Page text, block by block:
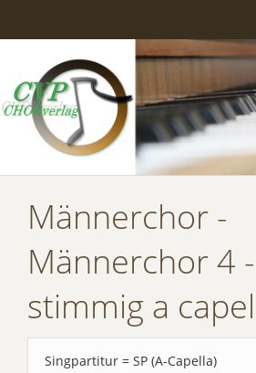
Männerchor -
Männerchor 4
stimmig a
Singpartitur = SP (A-Capella)